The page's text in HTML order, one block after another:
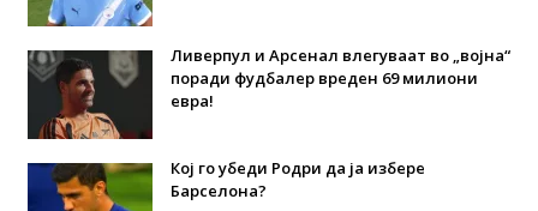
Ливерпул и Арсенал влегуваат во „војна“
поради фудбалер вреден 69 милиони
евра!
Кој го убеди Родри да ја избере
Барселона?